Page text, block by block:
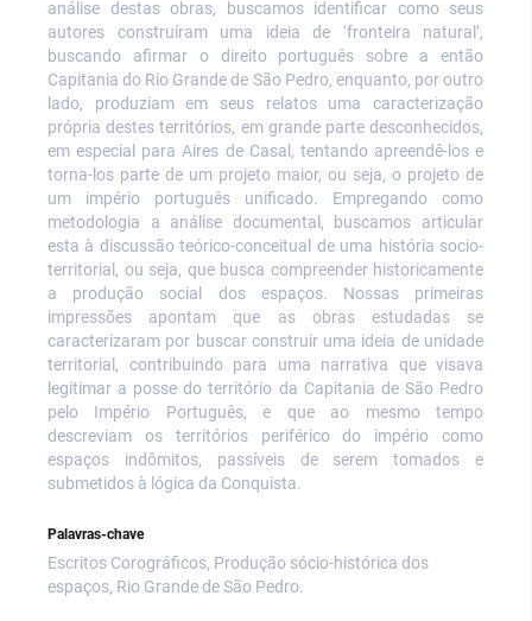
análise destas obras, buscamos identificar como seus
autores construíram uma ideia de ‘fronteira natural’,
buscando afirmar o direito português sobre a então
Capitania do Rio Grande de São Pedro, enquanto, por outro
lado, produziam em seus relatos uma caracterização
própria destes territórios, em grande parte desconhecidos,
em especial para Aires de Casal, tentando apreendê-los e
torna-los parte de um projeto maior, ou seja, o projeto de
um império português unificado. Empregando como
metodologia a análise documental, buscamos articular
esta à discussão teórico-conceitual de uma história socio-
territorial, ou seja, que busca compreender historicamente
a produção social dos espaços. Nossas primeiras
impressões apontam que as obras estudadas se
caracterizaram por buscar construir uma ideia de unidade
territorial, contribuindo para uma narrativa que visava
legitimar a posse do território da Capitania de São Pedro
pelo Império Português, e que ao mesmo tempo
descreviam os territórios periférico do império como
espaços indômitos, passíveis de serem tomados e
submetidos à lógica da Conquista.
Palavras-chave
Escritos Corográficos, Produção sócio-histórica dos
espaços, Rio Grande de São Pedro.